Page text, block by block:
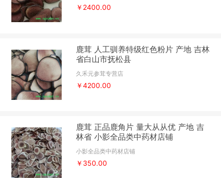
￥2400.00
鹿茸 人工驯养特级红色粉片 产地 吉林
省白山市抚松县
久禾元参茸专营店
￥4200.00
鹿茸 正品鹿角片 量大从从优 产地 吉
林省 小影全品类中药材店铺
小影全品类中药材店铺
￥350.00